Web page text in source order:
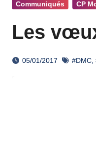
Communiqués CP
Les
05/01/2017 #DMC